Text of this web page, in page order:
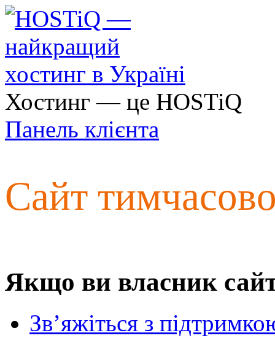
Хостинг — це HOSTiQ
Панель клієнта
Сайт
Якщо ви власник
Зв’яжіться з